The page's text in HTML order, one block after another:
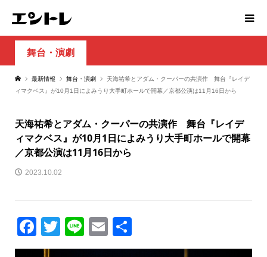
舞台・演劇
最新情報 舞台・演劇
天海祐希とアダム・クーパーの共演作 舞台『レイデ
ィマクベス』が10月1日によみうり大手町ホールで開幕／京都公演は11月16日から
天海祐希とアダム・クーパーの共演作 舞台『レイデ
ィマクベス』が10月1日によみうり大手町ホールで開幕
／京都公演は11月16日から
2023.10.02
Facebook
Twitter
LineEmail
有